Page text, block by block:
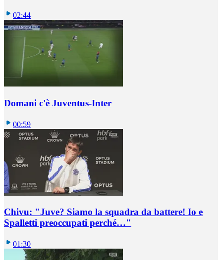
02:44
Domani c'è Juventus-Inter
00:59
Chivu: "Juve? Siamo la squadra da battere! Io e
Spalletti preoccupati perché…"
01:30